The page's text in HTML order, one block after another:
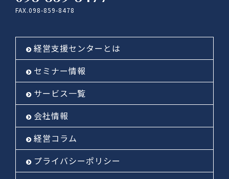
FAX.098-859-8478
経営支援センターとは
セミナー情報
サービス一覧
会社情報
経営コラム
プライバシーポリシー